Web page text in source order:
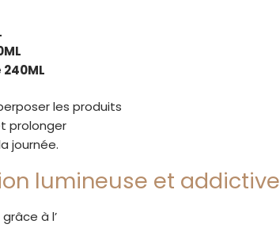
les produits
prolonger
journée.
lumineuse et addictive
à l’